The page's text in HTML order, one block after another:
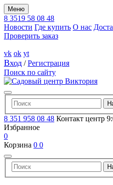
Меню
8 3519 58 08 48
Новости Где купить О нас
Проверить заказ
vk ok yt
Вход /Регистрация
Поиск по сайту
8 351 958 08 48 Контакт центр
Избранное
0
Корзина 0 0